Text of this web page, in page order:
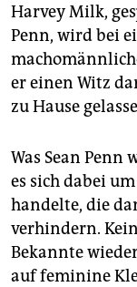
Harvey Milk,
Penn, wird bei
er einen Witz
zu Hause
Was Sean Penn
es sich dabei
handelte, die
verhindern.
Bekannte
auf feminine